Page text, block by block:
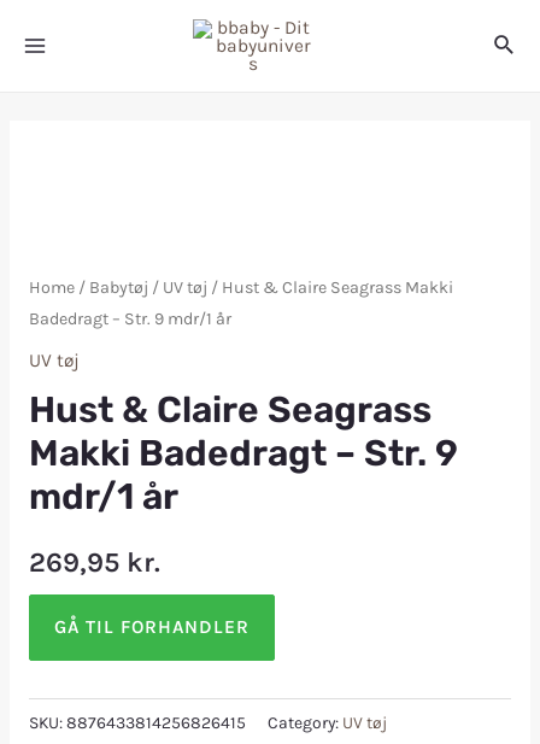
Home/ Babytøj / UV tøj / Hust & Claire Seagrass Makki
Badedragt – Str. 9 mdr/1 år
UV tøj
Hust & Claire Seagrass
Makki Badedragt – Str. 9
mdr/1 år
269,95 kr.
GÅ TIL FORHANDLER
SKU:8876433814256826415 Category: UV tøj